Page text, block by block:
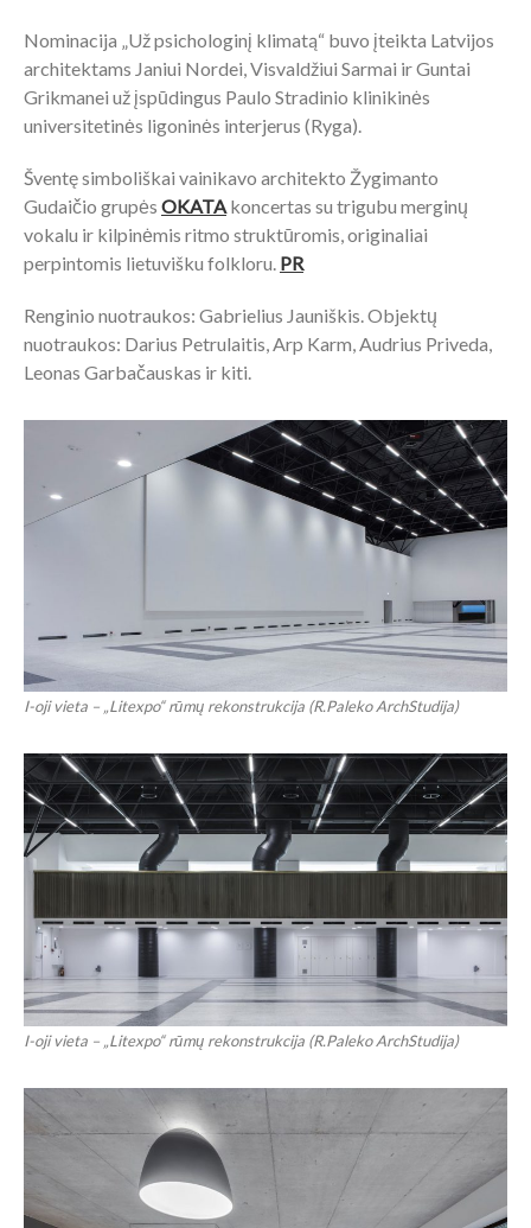
Nominacija „Už psichologinį klimatą“ buvo įteikta Latvijos
architektams Janiui Nordei, Visvaldžiui Sarmai ir Guntai
Grikmanei už įspūdingus Paulo Stradinio klinikinės
universitetinės ligoninės interjerus (Ryga).
Šventę simboliškai vainikavo architekto Žygimanto
Gudaičio grupės OKATA koncertas su trigubu merginų
vokalu ir kilpinėmis ritmo struktūromis, originaliai
perpintomis lietuvišku folkloru. PR
Renginio nuotraukos: Gabrielius Jauniškis. Objektų
nuotraukos: Darius Petrulaitis, Arp Karm, Audrius Priveda,
Leonas Garbačauskas ir kiti.
I-oji vieta – „Litexpo“ rūmų rekonstrukcija (R.Paleko ArchStudija)
I-oji vieta – „Litexpo“ rūmų rekonstrukcija (R.Paleko ArchStudija)